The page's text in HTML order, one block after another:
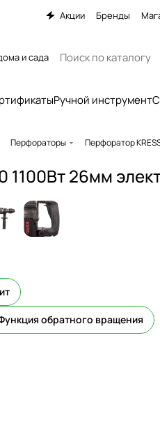
Акции Бренды
и сада
Ручной инструмент
Перфораторы Перфоратор
1100Вт 26мм
обратного вращения